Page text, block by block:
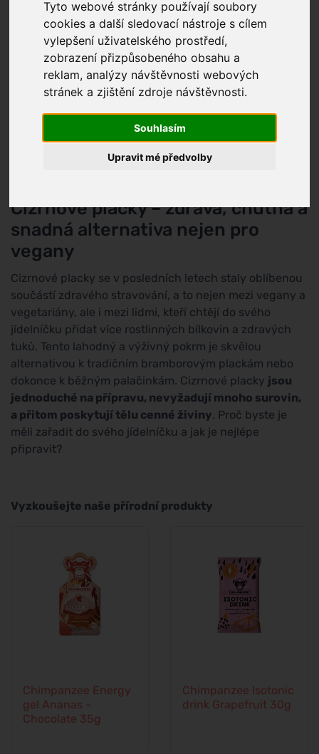
Tyto webové stránky používají soubory
cookies a další sledovací nástroje s cílem
vylepšení uživatelského prostředí,
zobrazení přizpůsobeného obsahu a
reklam, analýzy návštěvnosti webových
stránek a zjištění zdroje návštěvnosti.
Souhlasím
Upravit mé předvolby
Cizrnové placky – zdravá, chutná a
snadná alternativa nejen pro
vegany
Cizrnové placky se v posledních letech staly oblíbenou
součástí zdravého stravování, a to nejen mezi vegany a
vegetariány, ale i mezi lidmi, kteří chtějí do svého
jídelníčku přidat více rostlinných bílkovin a zdravých
tuků. Tento lahodný a výživný pokrm je skvělou
alternativou k tradičním bramborovým plackám nebo
dokonce k běžným palačinkám. Cizrnové placky jsou
jednoduché na přípravu, nevyžadují mnoho surovin,
a přitom poskytují tělu cenné živiny. Proč byste je
měli zařadit do svého jídelníčku a jak je nejlépe
připravit?
Vyzkoušejte naše přírodní produkty
Chimpanzee Energy
gel Ananas -
Chocolate 35g
Chimpanzee Isotonic
drink Grapefruit 30g